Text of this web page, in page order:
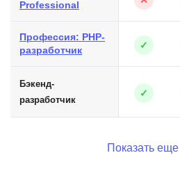
Professional
Профессия: PHP-
разработчик
✓
Бэкенд-
разработчик
✓
Показать еще